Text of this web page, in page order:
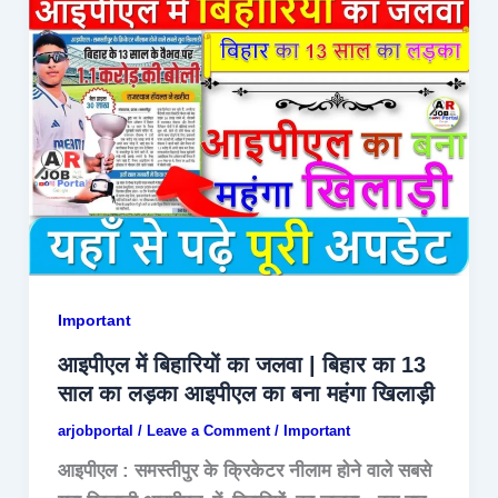
Important
आइपीएल में बिहारियों का जलवा | बिहार का 13
साल का लड़का आइपीएल का बना महंगा खिलाड़ी
arjobportal / Leave a Comment / Important
आइपीएल : समस्तीपुर के क्रिकेटर नीलाम होने वाले सबसे